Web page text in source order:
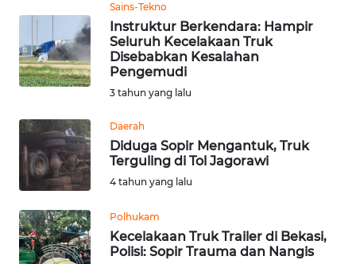
Sains-Tekno
Instruktur Berkendara: Hampir
Seluruh Kecelakaan Truk
Disebabkan Kesalahan
Pengemudi
3 tahun yang lalu
Daerah
Diduga Sopir Mengantuk, Truk
Terguling di Tol Jagorawi
4 tahun yang lalu
Polhukam
Kecelakaan Truk Trailer di Bekasi,
Polisi: Sopir Trauma dan Nangis
SEMARANG
BOROBUDUR
INDEKS
BERITA
KAMI
INFO